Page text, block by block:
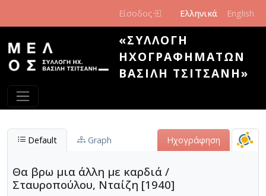
Είσοδος Ελληνικά English
«ΣΥΛΛΟΓΉ
ΗΧΟΓΡΑΦΗΜΆΤΩΝ
ΒΑΣΊΛΗ ΤΣΙΤΣΆΝΗ»
Default Graph Ηχογράφηση
Θα βρω μια άλλη με καρδιά /
Σταυροπούλου, Νταίζη [1940]